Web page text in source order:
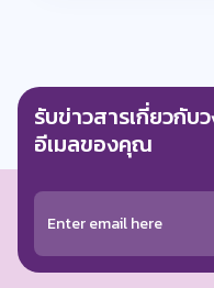
รับข่าวสารเกี่ยวกั
อีเมลของคุณ